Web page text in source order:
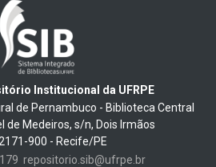
Institucional da UFRPE
de Pernambuco - Biblioteca Central
de Medeiros, s/n, Dois Irmãos
900 - Recife/PE
repositorio.sib@ufrpe.br